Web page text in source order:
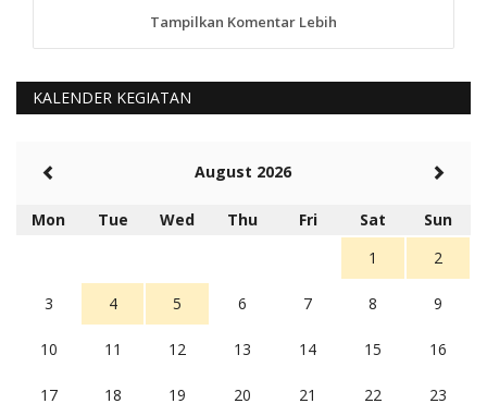
anggy (anakkaos@gmail.com)
Kami perantu bisa baca langsung terkait Pilkada Sumba
5 tahun Yang lalu
Rambu (rambu03@gmail.com)
Berita Polres Sumba Barat Mantap
5 tahun Yang lalu
Balas
16
Tampilkan Komentar Lebih
KALENDER KEGIATAN
August 2026
Mon Tue Wed Thu Fri Sat
Sun
1
2
3 4 5 6 7 8 9
10 11 12 13 14 15 16
17 18 19 20 21 22 23